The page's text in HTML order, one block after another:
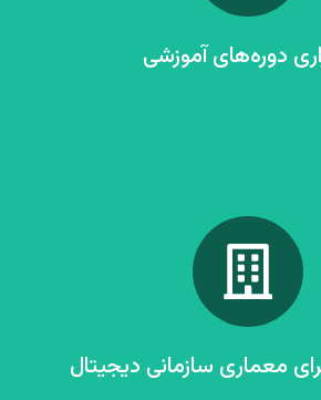
دوره‌های آموزشی
سفارشی و کارگاه‌های مدیریتی برای
سازمان‌ها و شرکت‌ها
درخواست خدمات
معماری سازمانی دیجیتال